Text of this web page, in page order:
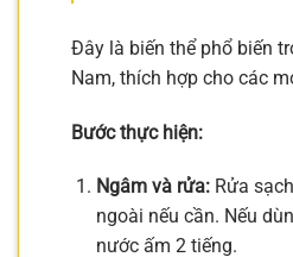
Đây là biến thể phổ biến
Nam, thích hợp cho các
Bước thực hiện:
Ngâm và rửa:Rửa
ngoài nếu cần. Nếu
nước ấm 2 tiếng.